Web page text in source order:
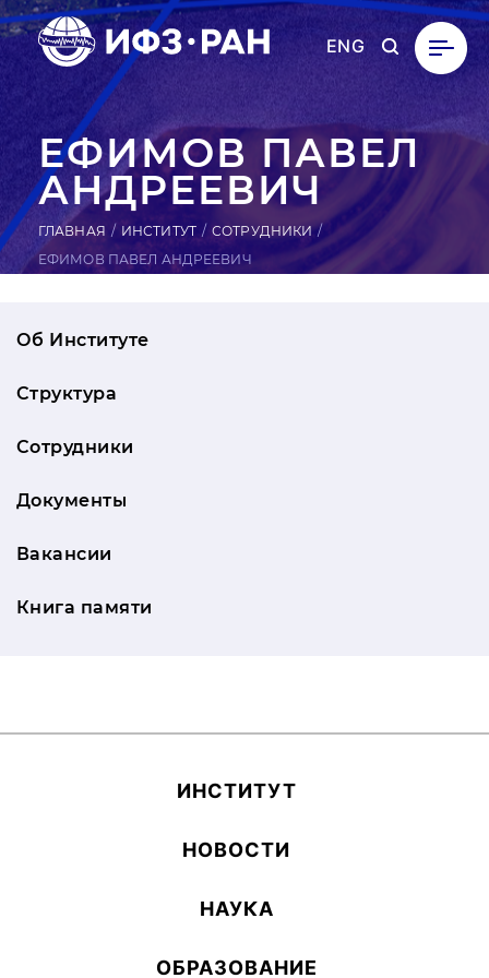
ENG
ЕФИМОВ ПАВЕЛ
АН­ДРЕ­ЕВИЧ
ГЛАВНАЯ ИНСТИТУТ
СОТРУДНИКИ
ЕФИМОВ ПАВЕЛ АНДРЕЕВИЧ
Об Институте
Структура
Сотрудники
Документы
Вакансии
Книга памяти
ИН­СТИ­ТУТ
НОВОСТИ
НАУКА
ОБ­РА­ЗОВА­НИЕ